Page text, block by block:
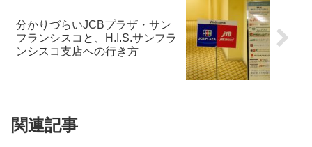
分かりづらいJCBプラザ・サン
フランシスコと、H.I.S.サンフラ
ンシスコ支店への行き方
関連記事